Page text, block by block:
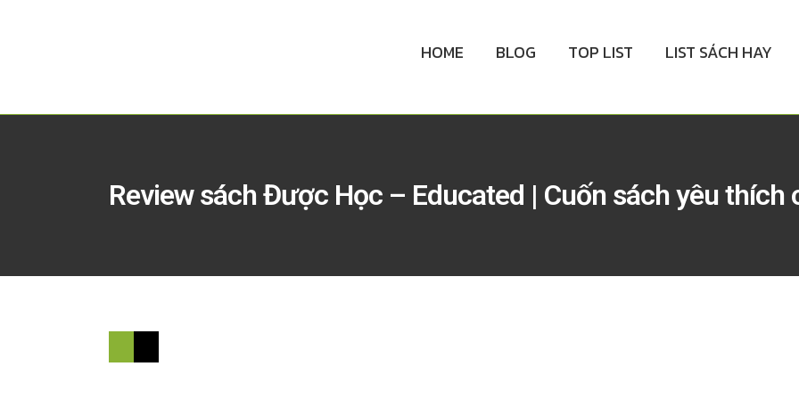
HOME BLOG TOP LIST LIST SÁCH HAY
Review sách Được Học – Educated | Cuốn sách yêu thích